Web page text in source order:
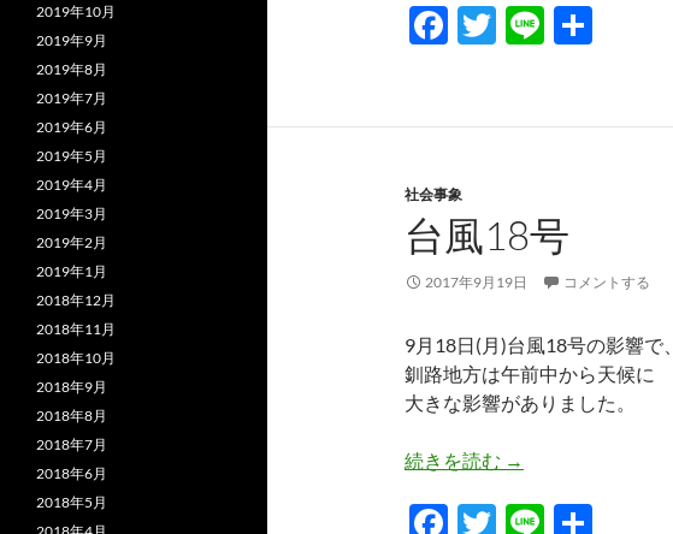
F
b
o
o
k
T
er
Li
社会事象
台風18号
2017年9月19日 コメントする
9月18日(月)台風18号の影響で、
釧路地方は午前中から天候に
大きな影響がありました。
続きを読む 台風18号
→
F T Li
2019年10月
2019年9月
2019年8月
2019年7月
2019年6月
2019年5月
2019年4月
2019年3月
2019年2月
2019年1月
2018年12月
2018年11月
2018年10月
2018年9月
2018年8月
2018年7月
2018年6月
2018年5月